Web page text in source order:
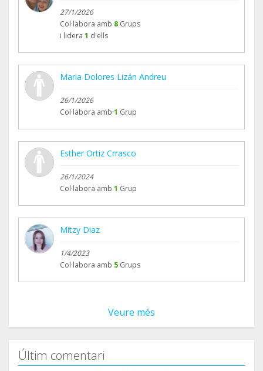
27/1/2026
Col·labora amb 8 Grups
i lidera 1 d'ells
Maria Dolores Lizán Andreu
26/1/2026
Col·labora amb 1 Grup
Esther Ortiz Crrasco
26/1/2024
Col·labora amb 1 Grup
Mitzy Diaz
1/4/2023
Col·labora amb 5 Grups
Veure més
Últim comentari